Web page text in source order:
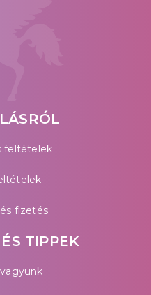
feltételek
fizetés
TIPPEK